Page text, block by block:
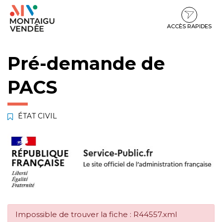
Gestion des traceurs
Aller
Aller
contenu
Aller
pied
ACCÈS RAPIDES
Pré-demande de
PACS
ÉTAT CIVIL
Impossible de trouver la fiche : R44557.xml